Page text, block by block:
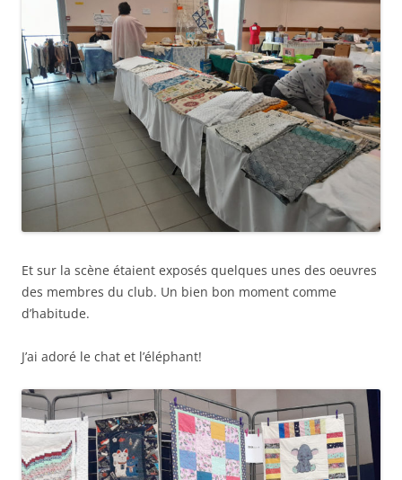
Et sur la scène étaient exposés quelques unes des oeuvres
des membres du club. Un bien bon moment comme
d’habitude.
J’ai adoré le chat et l’éléphant!